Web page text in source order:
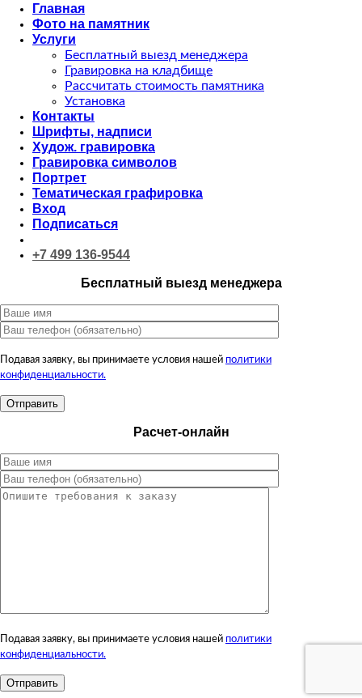
Главная
Фото на памятник
Услуги
Бесплатный выезд менеджера
Гравировка на кладбище
Рассчитать стоимость памятника
Установка
Контакты
Шрифты, надписи
Худож. гравировка
Гравировка символов
Портрет
Тематическая графировка
Вход
Подписаться
+7 499 136-9544
Бесплатный выезд менеджера
Подавая заявку, вы принимаете условия нашей политики
конфиденциальности.
Расчет-онлайн
Подавая заявку, вы принимаете условия нашей политики
конфиденциальности.